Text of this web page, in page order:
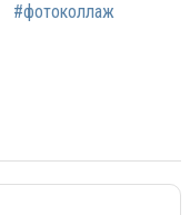
#фотоколлаж